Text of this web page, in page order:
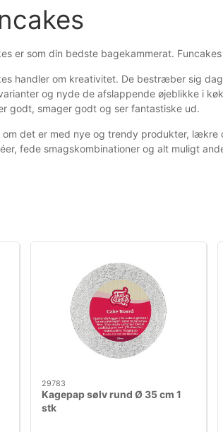
er som din bedste bagekammerat.
handler om kreativitet. De bestræber sig
og nyde de afslappende øjeblikke i
godt, smager godt og ser fantastiske ud.
om det er med nye og trendy produkter,
fede smagskombinationer og alt muligt
29783
Kagepap sølv rund Ø 35 cm 1
stk